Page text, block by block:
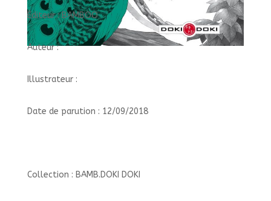
Éditeur : BAMBOO
Auteur :
Illustrateur :
Date de parution : 12/09/2018
Collection : BAMB.DOKI DOKI